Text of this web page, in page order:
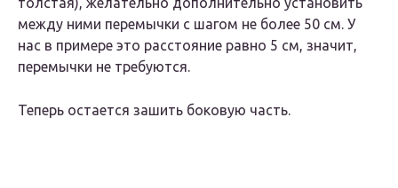
между ними перемычки с шагом не более 50 см. У
нас в примере это расстояние равно 5 см, значит,
перемычки не требуются.
Теперь остается зашить боковую часть.